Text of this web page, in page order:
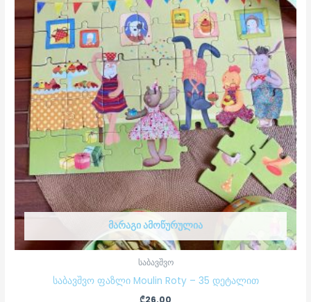
ᲛᲐᲠᲐᲒᲘ ᲐᲛᲝᲬᲣᲠᲣᲚᲘᲐ
საბავშვო
საბავშვო ფაზლი Moulin Roty – 35 დეტალით
₾26.00